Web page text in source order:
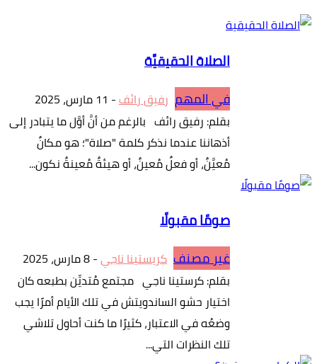
الصلاة الحقيقيَّة
في المهم رفيق رائف- 11 مارس، 2025
بقلم: رفيق رائف بالرغم من أنَّ أوَّل ما يتبادر إلى
أذهاننا عندما نذكر كلمة "صلاة"؛ هو مكانٌ
مُعيَّنٌ، أو فعلٌ مُعينٌ، أو هيئةٌ مُعينةٌ نكون...
صومًا مقبولًا
غير مصنف كريستينا ناجي-8 مارس، 2025
بقلم: كرستينا ناجي مجتمع مُتديِّن بطبعه كان
اختيار حشو الساندويتش في تلك الأيام أمرًا يجب
وضعُه في الاعتبار، كثيرًا ما كنت أحاول تلاشي
تلك النظرات التي...